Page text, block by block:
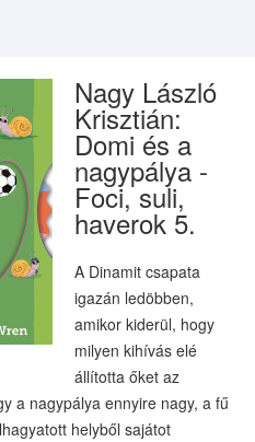
Nagy László
Krisztián:
Domi és a
nagypálya -
Foci, suli,
haverok 5.
A Dinamit csapata
igazán ledöbben,
amikor kiderül, hogy
milyen kihívás elé
állította őket az
a nagypálya ennyire nagy, a fű
helyből sajátot